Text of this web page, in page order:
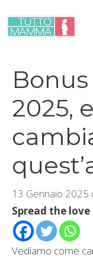
contenuto
2025,
13 Gennaio 2025
Spread the love
Vediamo come